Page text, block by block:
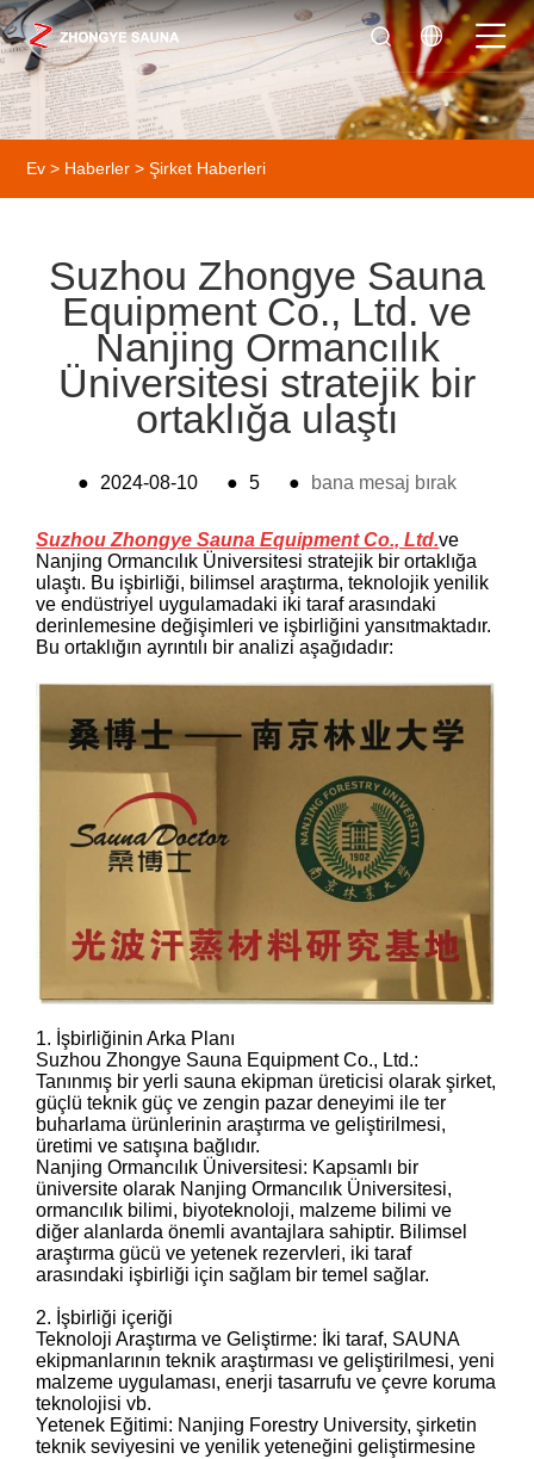
Ev > Haberler >Şirket Haberleri
Suzhou Zhongye Sauna
Equipment Co., Ltd. ve
Nanjing Ormancılık
Üniversitesi stratejik bir
ortaklığa ulaştı
● 2024-08-10 ● 5 ● bana mesaj bırak
Suzhou Zhongye Sauna Equipment Co., Ltd.ve
Nanjing Ormancılık Üniversitesi stratejik bir ortaklığa
ulaştı. Bu işbirliği, bilimsel araştırma, teknolojik yenilik
ve endüstriyel uygulamadaki iki taraf arasındaki
derinlemesine değişimleri ve işbirliğini yansıtmaktadır.
Bu ortaklığın ayrıntılı bir analizi aşağıdadır:
1. İşbirliğinin Arka Planı
Suzhou Zhongye Sauna Equipment Co., Ltd.:
Tanınmış bir yerli sauna ekipman üreticisi olarak şirket,
güçlü teknik güç ve zengin pazar deneyimi ile ter
buharlama ürünlerinin araştırma ve geliştirilmesi,
üretimi ve satışına bağlıdır.
Nanjing Ormancılık Üniversitesi: Kapsamlı bir
üniversite olarak Nanjing Ormancılık Üniversitesi,
ormancılık bilimi, biyoteknoloji, malzeme bilimi ve
diğer alanlarda önemli avantajlara sahiptir. Bilimsel
araştırma gücü ve yetenek rezervleri, iki taraf
arasındaki işbirliği için sağlam bir temel sağlar.
2. İşbirliği içeriği
Teknoloji Araştırma ve Geliştirme: İki taraf, SAUNA
ekipmanlarının teknik araştırması ve geliştirilmesi, yeni
malzeme uygulaması, enerji tasarrufu ve çevre koruma
teknolojisi vb.
Yetenek Eğitimi: Nanjing Forestry University, şirketin
teknik seviyesini ve yenilik yeteneğini geliştirmesine